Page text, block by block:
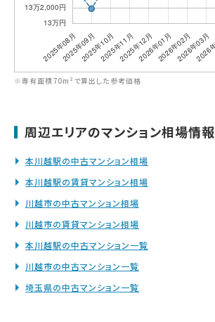
※専有面積70m²で算出した参考価格
周辺エリアのマンション相場情報
本川越駅の中古マンション相場
本川越駅の賃貸マンション相場
川越市の中古マンション相場
川越市の賃貸マンション相場
本川越駅の中古マンション一覧
川越市の中古マンション一覧
埼玉県の中古マンション一覧